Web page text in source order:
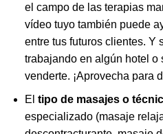
el campo de las terapias
vídeo tuyo también puede
entre tus futuros clientes. Y
trabajando en algún hotel o
venderte. ¡Aprovecha para
El tipo de masajes o
especializado (masaje